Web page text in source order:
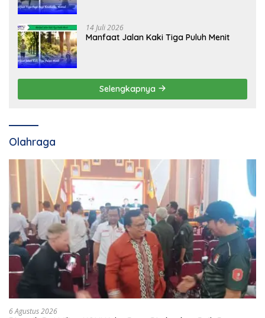
14 Juli 2026
Manfaat Jalan Kaki Tiga Puluh Menit
Selengkapnya
Olahraga
6 Agustus 2026